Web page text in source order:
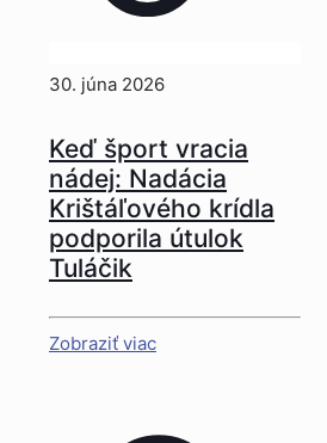
30. júna 2026
Keď šport vracia
nádej: Nadácia
Krištáľového krídla
podporila útulok
Tuláčik
Zobraziť viac